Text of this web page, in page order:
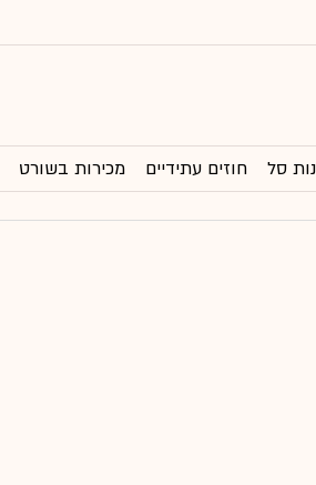
סל חוזים עתידיים מכירות בשורט